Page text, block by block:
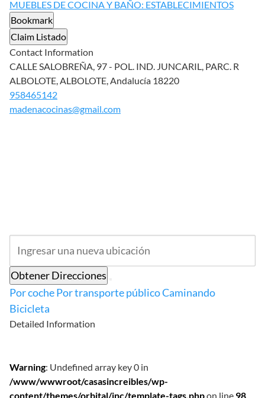
MUEBLES DE COCINA Y BAÑO: ESTABLECIMIENTOS
Bookmark
Claim Listado
Contact Information
CALLE SALOBREÑA, 97 - POL. IND. JUNCARIL, PARC. R
ALBOLOTE, ALBOLOTE, Andalucía 18220
958465142
madenacocinas@gmail.com
Obtener Direcciones
Por cochePor transporte públicoCaminando
Bicicleta
Detailed Information
Warning: Undefined array key 0 in
/www/wwwroot/casasincreibles/wp-
content/themes/orbital/inc/template-tags.phpon line 98